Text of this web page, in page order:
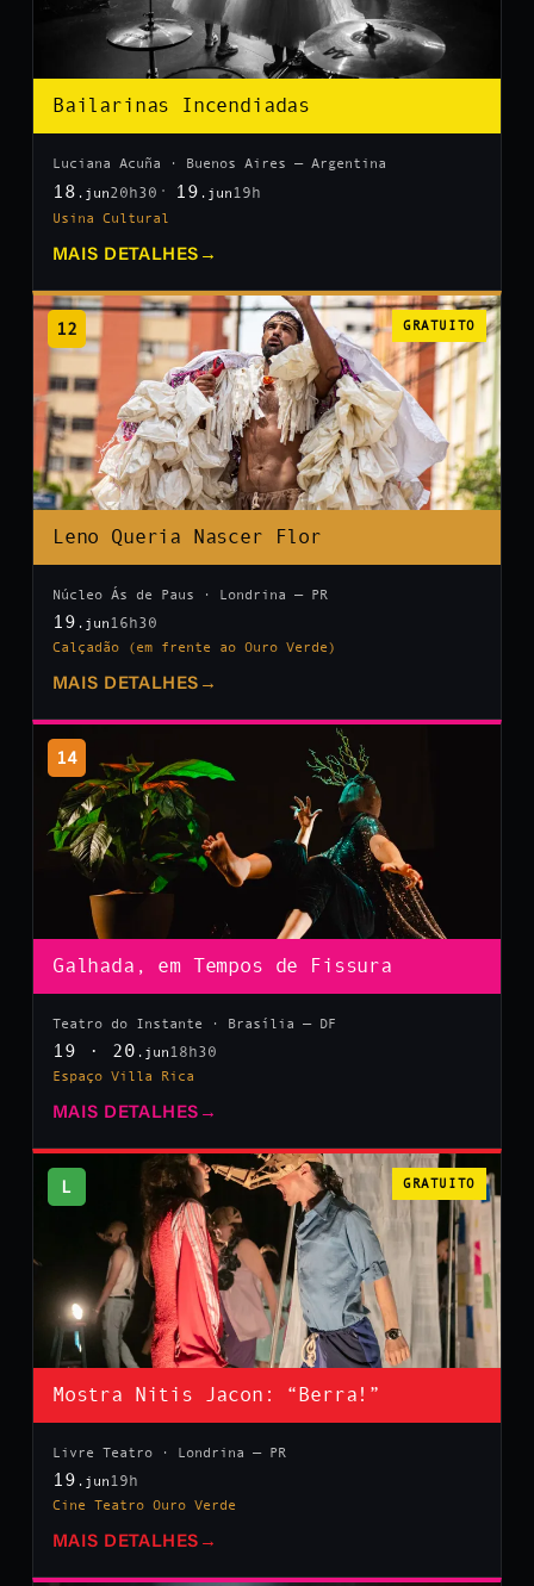
Bailarinas Incendiadas
Luciana Acuña · Buenos Aires — Argentina
18 .jun20h30 19 .jun 19h
Usina Cultural
MAIS DETALHES →
12 GRATUITO
Leno Queria Nascer Flor
Núcleo Ás de Paus · Londrina — PR
19 .jun 16h30
Calçadão (em frente ao Ouro Verde)
MAIS DETALHES →
14
Galhada, em Tempos de Fissura
Teatro do Instante · Brasília — DF
19 · 20 .jun 18h30
Espaço Villa Rica
MAIS DETALHES →
L GRATUITO
Mostra Nitis Jacon: “Berra!”
Livre Teatro · Londrina — PR
19 .jun 19h
Cine Teatro Ouro Verde
MAIS DETALHES →